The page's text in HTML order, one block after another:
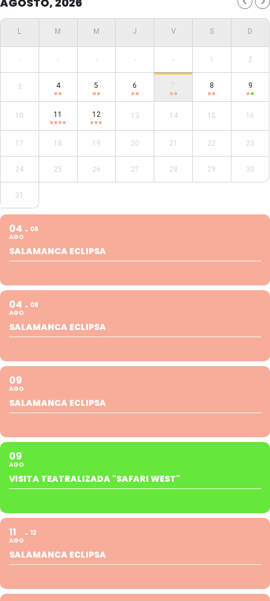
- - - - - 1 2
3 4 5 6 7 8 9
10 11 12 13 14 15 16
17 18 19 20 21 22 23
24 25 26 27 28 29 30
31
04
AGO
08
SALAMANCA ECLIPSA
04
AGO
08
SALAMANCA ECLIPSA
09
AGO
SALAMANCA ECLIPSA
09
AGO
VISITA TEATRALIZADA "SAFARI WEST"
11
AGO
12
SALAMANCA ECLIPSA